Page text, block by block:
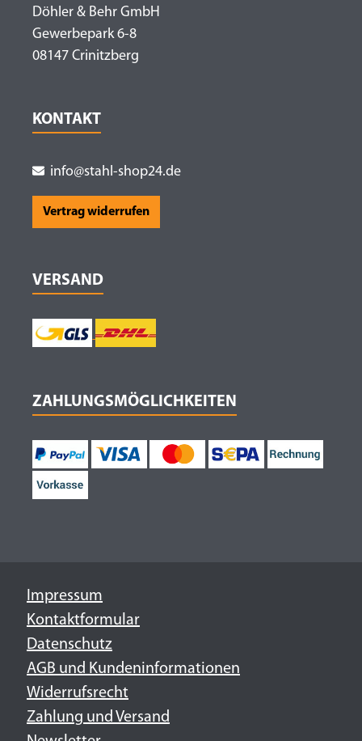
Döhler & Behr GmbH
Gewerbepark 6-8
08147 Crinitzberg
KONTAKT
info@stahl-shop24.de
Vertrag widerrufen
VERSAND
ZAHLUNGSMÖGLICHKEITEN
Impressum
Kontaktformular
Datenschutz
AGB und Kundeninformationen
Widerrufsrecht
Zahlung und Versand